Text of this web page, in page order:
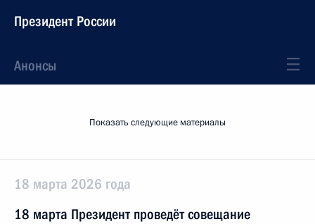
Президент России
Анонсы
Показать следующие материалы
18 марта 2026 года
18 марта Президент проведёт совещание